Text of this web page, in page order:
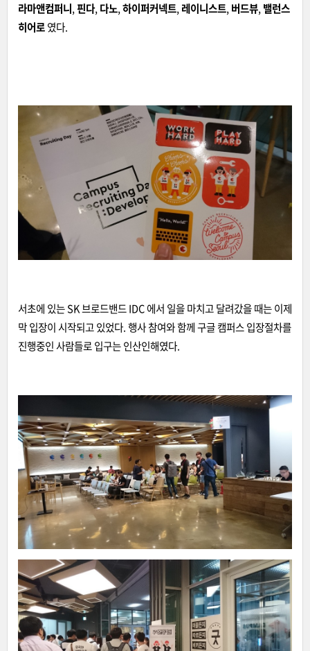
라마앤컴퍼니, 핀다, 다노,하이퍼커넥트, 레이니스트, 버드뷰, 밸런스
히어로였다.
서초에 있는 SK 브로드밴드 IDC 에서 일을 마치고 달려갔을 때는 이제
막 입장이 시작되고 있었다. 행사 참여와 함께 구글 캠퍼스 입장절차를
진행중인 사람들로 입구는 인산인해였다.